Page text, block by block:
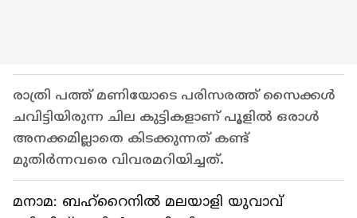
രാത്രി പത്ത് മണിയോടെ പരിസരത്ത് സൈക്കള്‍
ചവിട്ടിയിരുന്ന ചില കുട്ടികളാണ് പൂളില്‍ ഒരാള്‍
അനക്കമില്ലാതെ കിടക്കുന്നത് കണ്ട്
മുതിര്‍ന്നവരെ വിവരമറിയിച്ചത്.
മനാമ: ബഹ്റൈനില്‍ മലയാളി യുവാവ്